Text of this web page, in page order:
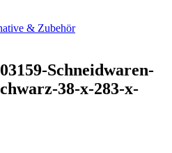
& Zubehör
Schneidwaren-
38-x-283-x-